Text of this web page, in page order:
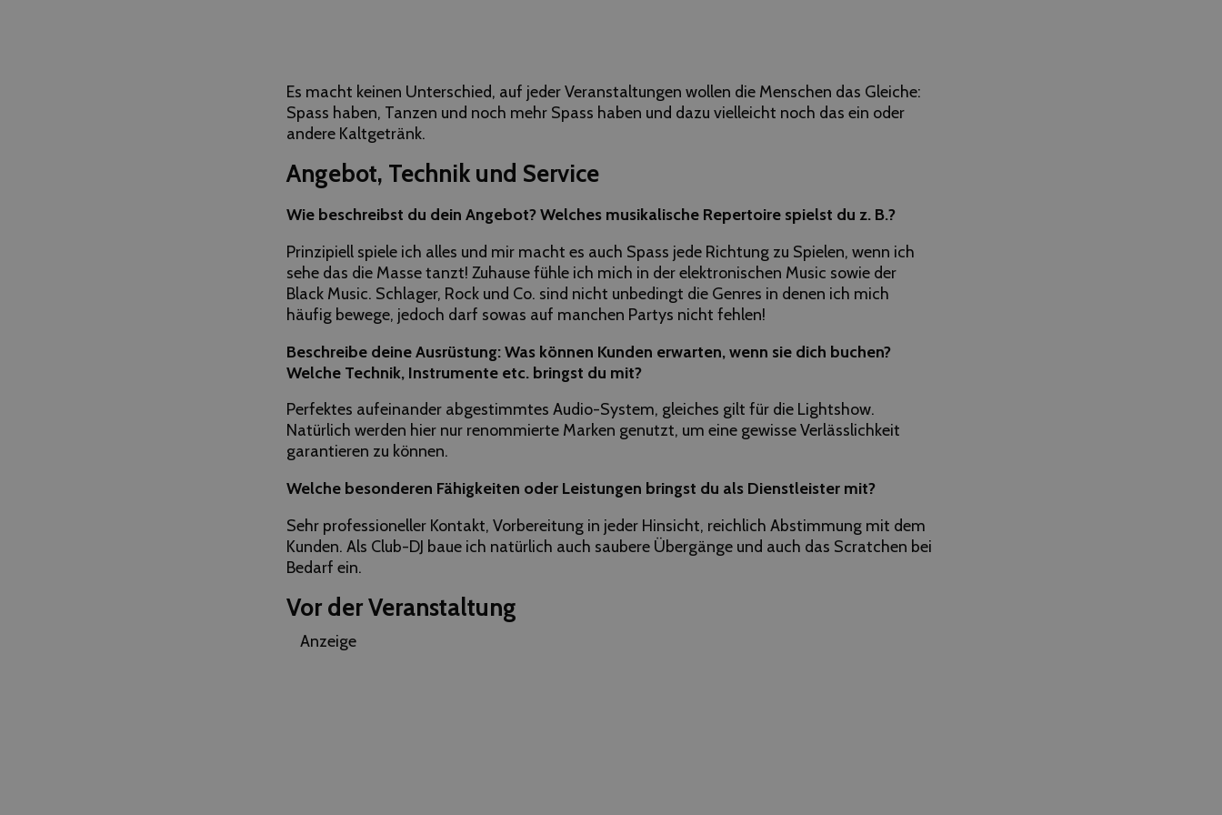
Es macht keinen Unterschied, auf jeder Veranstaltungen wollen die Menschen das Gleiche:
Spass haben, Tanzen und noch mehr Spass haben und dazu vielleicht noch das ein oder
andere Kaltgetränk.
Angebot, Technik und Service
Wie beschreibst du dein Angebot? Welches musikalische Repertoire spielst du z. B.?
Prinzipiell spiele ich alles und mir macht es auch Spass jede Richtung zu Spielen, wenn ich
sehe das die Masse tanzt! Zuhause fühle ich mich in der elektronischen Music sowie der
Black Music. Schlager, Rock und Co. sind nicht unbedingt die Genres in denen ich mich
häufig bewege, jedoch darf sowas auf manchen Partys nicht fehlen!
Beschreibe deine Ausrüstung: Was können Kunden erwarten, wenn sie dich buchen?
Welche Technik, Instrumente etc. bringst du mit?
Perfektes aufeinander abgestimmtes Audio-System, gleiches gilt für die Lightshow.
Natürlich werden hier nur renommierte Marken genutzt, um eine gewisse Verlässlichkeit
garantieren zu können.
Welche besonderen Fähigkeiten oder Leistungen bringst du als Dienstleister mit?
Sehr professioneller Kontakt, Vorbereitung in jeder Hinsicht, reichlich Abstimmung mit dem
Kunden. Als Club-DJ baue ich natürlich auch saubere Übergänge und auch das Scratchen bei
Bedarf ein.
Vor der Veranstaltung
Anzeige